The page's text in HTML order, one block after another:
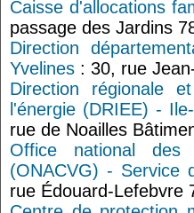
Caisse d'allocations
passage des Jardins
Direction
Yvelines : 30, rue
Direction régionale
l'énergie (DRIEE) -
rue de Noailles
Office national
(ONACVG) - Service
rue Édouard-Lefebvre